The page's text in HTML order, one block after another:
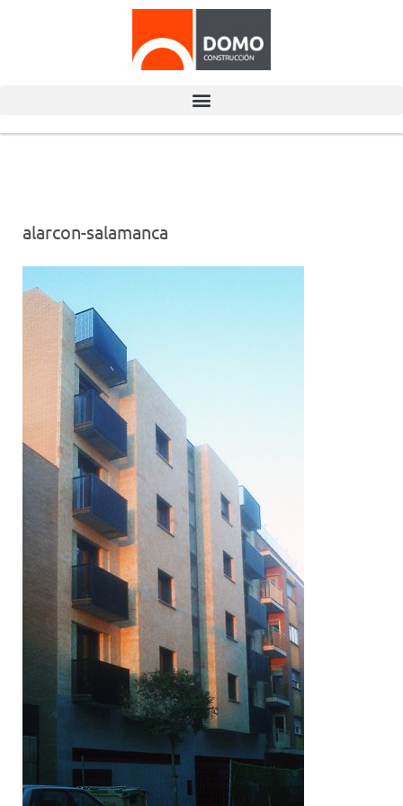
alarcon-salamanca